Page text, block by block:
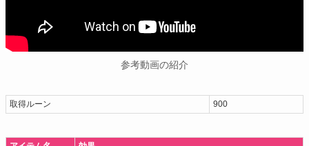
参考動画の紹介
取得ルーン 900